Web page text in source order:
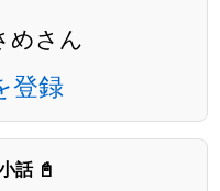
めさん
登録
話 📓